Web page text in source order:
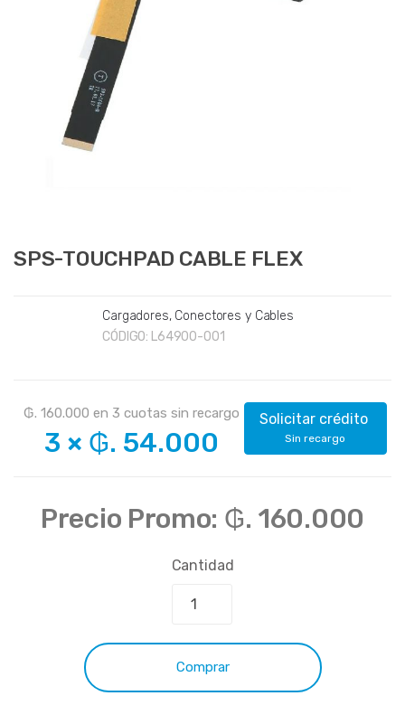
SPS-TOUCHPAD CABLE FLEX
Cargadores, Conectores y Cables
CÓDIGO: L64900-001
₲. 160.000 en 3 cuotas sin recargo
3 × ₲. 54.000
Solicitar crédito
Sin recargo
Precio Promo: ₲. 160.000
Cantidad
Comprar